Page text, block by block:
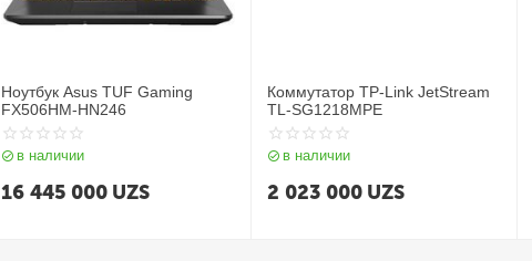
Ноутбук Asus TUF Gaming
FX506HM-HN246
в наличии
16 445 000 UZS
Коммутатор TP-Link JetStream
TL-SG1218MPE
в наличии
2 023 000 UZS